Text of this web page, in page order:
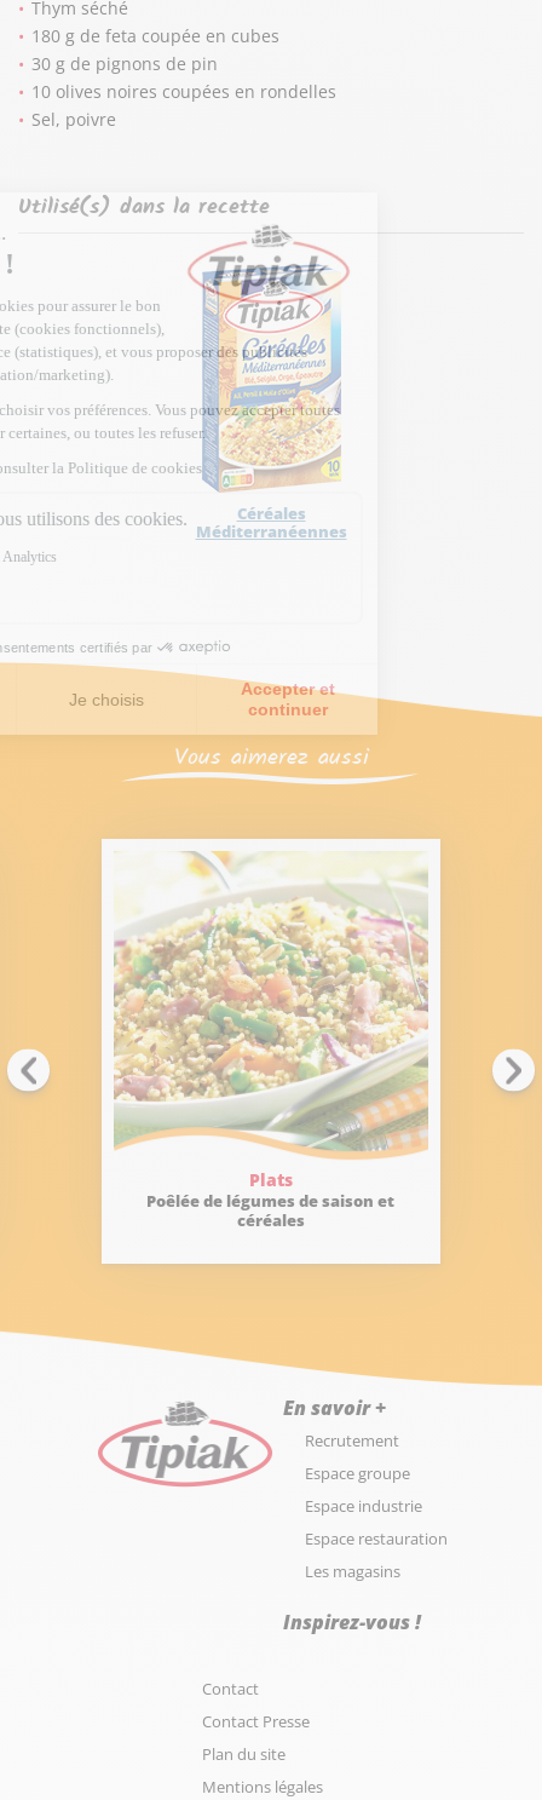
Thym séché
180 g de feta coupée en cubes
30 g de pignons de pin
10 olives noires coupées en rondelles
Sel, poivre
Utilisé(s) dans la recette
Céréales
Méditerranéennes
Vous aimerez aussi
légumes de saison et
Céréales
En savoir +
Recrutement
Espace groupe
Espace industrie
Espace restauration
Les magasins
Inspirez-vous !
Contact
Contact Presse
Plan du site
Mentions légales